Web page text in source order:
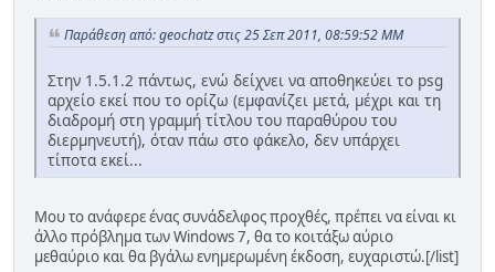
Παράθεση από: geochatz στις 25 Σεπ 2011, 08:59:52 ΜΜ
Στην 1.5.1.2 πάντως, ενώ δείχνει να αποθηκεύει το psg
αρχείο εκεί που το ορίζω (εμφανίζει μετά, μέχρι και τη
διαδρομή στη γραμμή τίτλου του παραθύρου του
διερμηνευτή), όταν πάω στο φάκελο, δεν υπάρχει
τίποτα εκεί...
Μου το ανάφερε ένας συνάδελφος προχθές, πρέπει να είναι κι
άλλο πρόβλημα των Windows 7, θα το κοιτάξω αύριο
μεθαύριο και θα βγάλω ενημερωμένη έκδοση, ευχαριστώ.[/list]